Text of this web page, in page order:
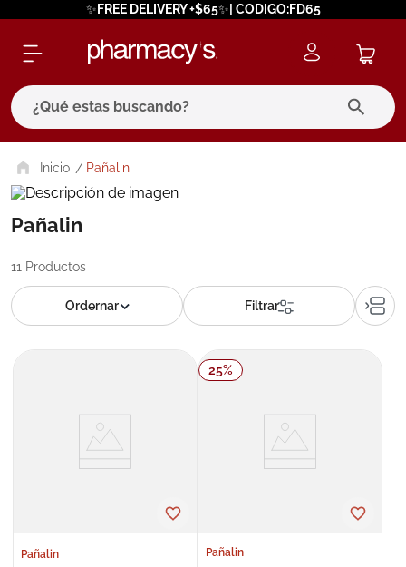
✨FREE DELIVERY +$65✨| CODIGO:FD65
¿Qué estas buscando?
Pañalin
Pañalin
11 Productos
Pañalin
25%
Pañalin
términos más buscados
1. eucerin
2. protector solar
3. pilexil
5. cerave
roche posay